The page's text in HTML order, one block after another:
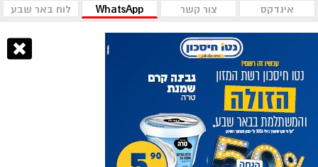
אינדקס
צור קשר WhatsApp לוח באר שבע